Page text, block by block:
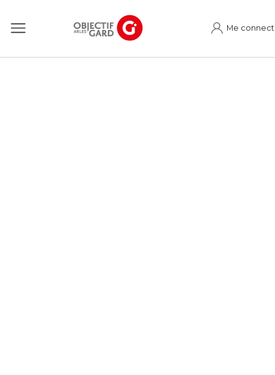
Me